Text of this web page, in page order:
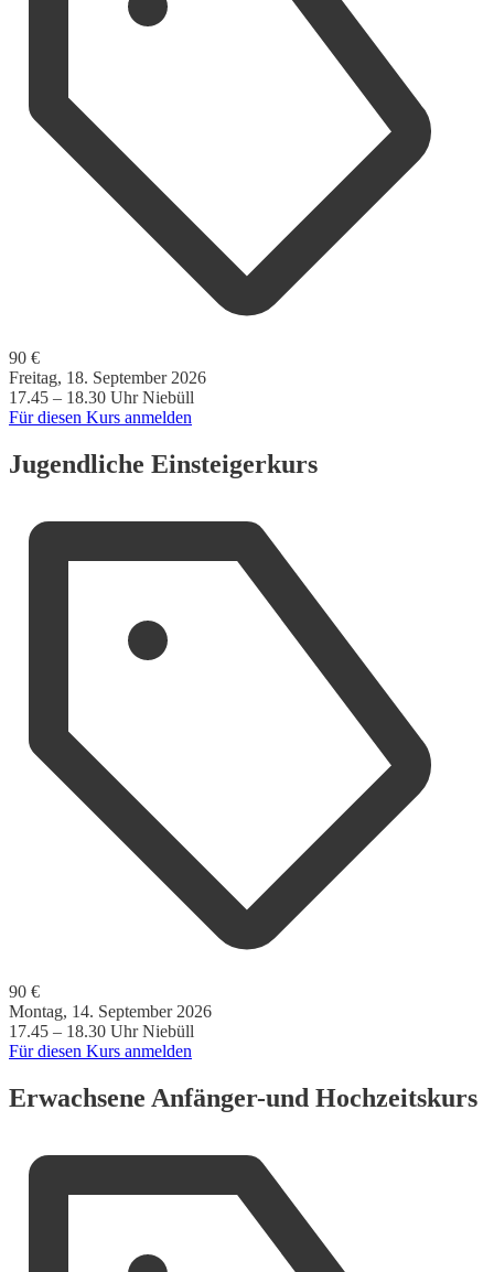
90 €
Freitag, 18. September 2026
17.45 – 18.30 Uhr Niebüll
Für diesen Kurs anmelden
Jugendliche Einsteigerkurs
90 €
Montag, 14. September 2026
17.45 – 18.30 Uhr Niebüll
Für diesen Kurs anmelden
Erwachsene Anfänger-und Hochzeitskurs